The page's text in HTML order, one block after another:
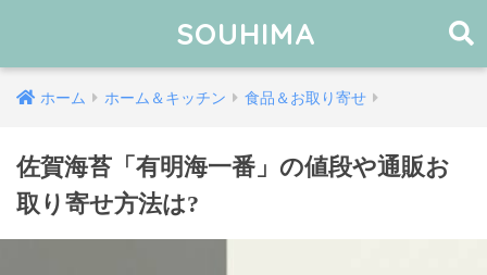
SOUHIMA
ホーム ホーム＆キッチン 食品＆お取り寄せ
佐賀海苔「有明海一番」の値段や通販お
取り寄せ方法は?